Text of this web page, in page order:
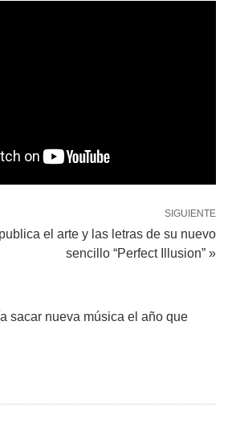
SIGUIENTE
el arte y las letras de su nuevo
sencillo “Perfect Illusion” »
sacar nueva música el año que